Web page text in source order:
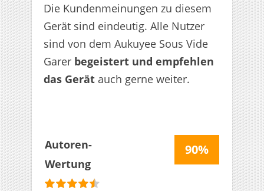
Die Kundenmeinungen zu diesem
Gerät sind eindeutig. Alle Nutzer
sind von dem Aukuyee Sous Vide
Garer begeistert und empfehlen
das Gerät auch gerne weiter.
Autoren-
Wertung
bewertet
90%